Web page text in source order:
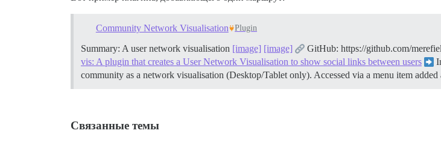
Community Network Visualisation Plugin
Summary: A user network visualisation [image] [image] GitHub: https://github.com/
vis: A plugin that creates a User Network Visualisation to show social links between users
community as a network visualisation (Desktop/Tablet only). Accessed via a menu item
Связанные темы